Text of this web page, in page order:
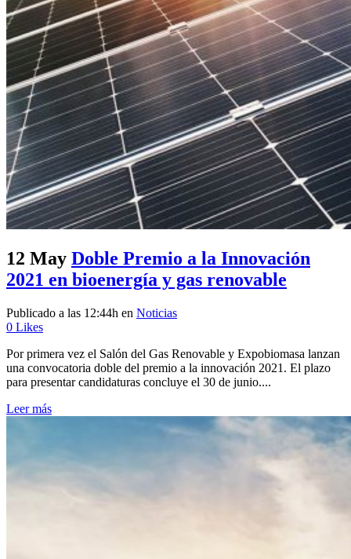
12 May Doble Premio a la Innovación
2021 en bioenergía y gas renovable
Publicado a las 12:44h en Noticias
0 Likes
Por primera vez el Salón del Gas Renovable y Expobiomasa lanzan
una convocatoria doble del premio a la innovación 2021. El plazo
para presentar candidaturas concluye el 30 de junio....
Leer más